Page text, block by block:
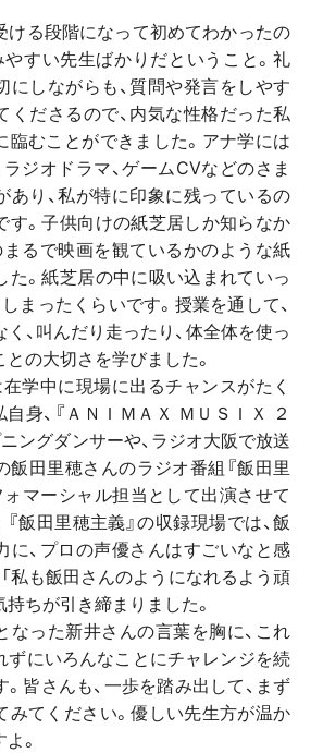
ける段階になって初めてわかったの
やすい先生ばかりだということ。礼
にしながらも、質問や発言をしやす
くださるので、内気な性格だった私
臨むことができました。アナ学には
ジオドラマ、ゲームCVなどのさま
あり、私が特に印象に残っているの
す。子供向けの紙芝居しか知らなか
まるで映画を観ているかのような紙
た。紙芝居の中に吸い込まれていっ
まったくらいです。授業を通して、
、叫んだり走ったり、体全体を使っ
の大切さを学びました。
在学中に現場に出るチャンスがたく
身、『ＡＮＩＭＡＸ ＭＵＳＩＸ ２
ングダンサーや、ラジオ大阪で放送
飯田里穂さんのラジオ番組『飯田里
ォマーシャル担当として出演させて
飯田里穂主義』の収録現場では、飯
に、プロの声優さんはすごいなと感
私も飯田さんのようになれるよう頑
持ちが引き締まりました。
なった新井さんの言葉を胸に、これ
ずにいろんなことにチャレンジを続
皆さんも、一歩を踏み出して、まず
みてください。優しい先生方が温か
。